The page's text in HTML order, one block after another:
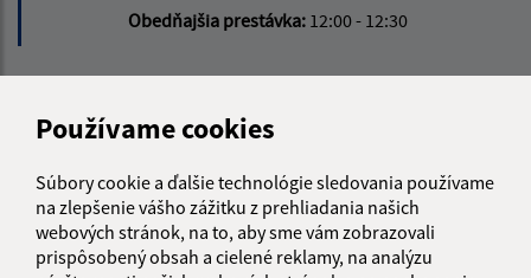
Používame cookies
Súbory cookie a ďalšie technológie sledovania používame
na zlepšenie vášho zážitku z prehliadania našich
webových stránok, na to, aby sme vám zobrazovali
prispôsobený obsah a cielené reklamy, na analýzu
Obedňajšia prestávka: 12:00 - 12:30
Obecný úrad Hlinné
Hlinné 74
094 35 Soľ
info@hlinne.sk